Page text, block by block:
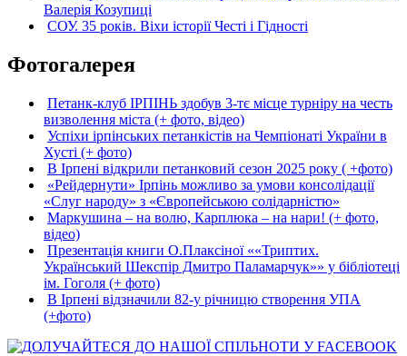
Валерія Козупиці
СОУ. 35 років. Віхи історії Честі і Гідності
Фотогалерея
Петанк-клуб ІРПІНЬ здобув 3-тє місце турніру на честь
визволення міста (+ фото, відео)
Успіхи ірпінських петанкістів на Чемпіонаті України в
Хусті (+ фото)
В Ірпені відкрили петанковий сезон 2025 року ( +фото)
«Рейдернути» Ірпінь можливо за умови консолідації
«Слуг народу» з «Європейською солідарністю»
Маркушина – на волю, Карплюка – на нари! (+ фото,
відео)
Презентація книги О.Плаксіної ««Триптих.
Український Шекспір Дмитро Паламарчук»» у бібліотеці
ім. Гоголя (+ фото)
В Ірпені відзначили 82-у річницю створення УПА
(+фото)